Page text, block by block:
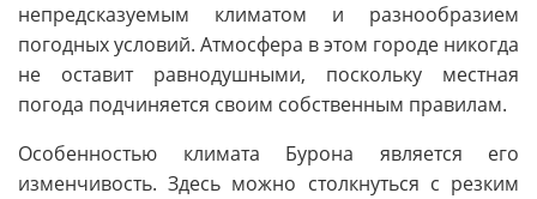
непредсказуемым климатом и разнообразием
погодных условий. Атмосфера в этом городе никогда
не оставит равнодушными, поскольку местная
погода подчиняется своим собственным правилам.
Особенностью климата Бурона является его
изменчивость. Здесь можно столкнуться с резким